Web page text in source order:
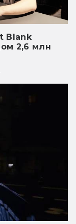
Blank
2,6 млн